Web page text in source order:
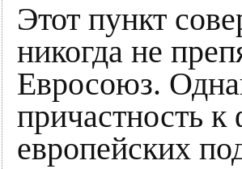
Этот пункт
никогда не
Евросоюз.
причастность
европейских